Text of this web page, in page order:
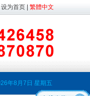
设为首页 繁體中文
年8月7日 星期五